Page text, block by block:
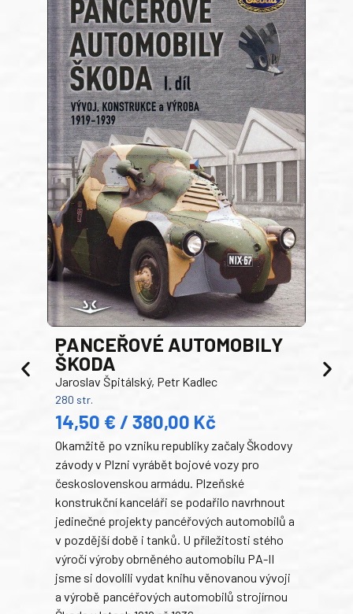
PANCEŘOVÉ AUTOMOBILY
ŠKODA
Jaroslav Špitálský, Petr Kadlec
280 str.
14,50 € / 380,00 Kč
Okamžitě po vzniku republiky začaly Škodovy
závody v Plzni vyrábět bojové vozy pro
československou armádu. Plzeňské
konstrukční kanceláři se podařilo navrhnout
jedinečné projekty pancéřových automobilů a
v pozdější době i tanků. U příležitosti stého
výročí výroby obrněného automobilu PA-II
jsme si dovolili vydat knihu věnovanou vývoji
a výrobě pancéřových automobilů strojírnou